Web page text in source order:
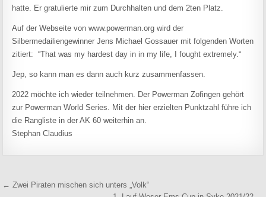
hatte. Er gratulierte mir zum Durchhalten und dem 2ten Platz.
Auf der Webseite von www.powerman.org wird der
Silbermedailiengewinner Jens Michael Gossauer mit folgenden Worten
zitiert: “That was my hardest day in in my life, I fought extremely.“
Jep, so kann man es dann auch kurz zusammenfassen.
2022 möchte ich wieder teilnehmen. Der Powerman Zofingen gehört
zur Powerman World Series. Mit der hier erzielten Punktzahl führe ich
die Rangliste in der AK 60 weiterhin an.
Stephan Claudius
Beitragsnavigation
← Zwei Piraten mischen sich unters „Volk“